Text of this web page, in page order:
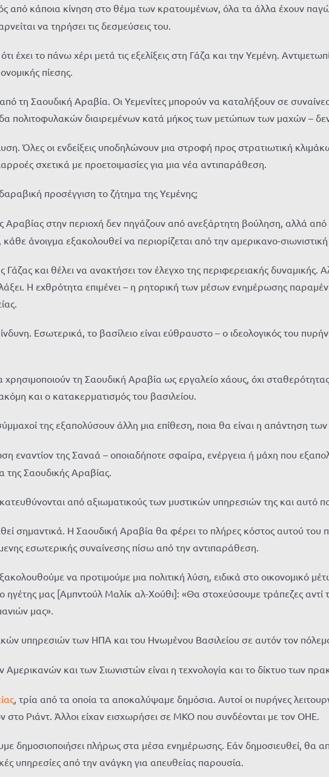
από κάποια κίνηση στο θέμα των κρατουμένων, όλα τα άλλα έχουν
να τηρήσει τις δεσμεύσεις του.
έχει το πάνω χέρι μετά τις εξελίξεις στη Γάζα και την Υεμένη.
πίεσης.
τη Σαουδική Αραβία. Οι Υεμενίτες μπορούν να καταλήξουν σε
πολιτοφυλακών διαιρεμένων κατά μήκος των μετώπων των μαχών –
Όλες οι ενδείξεις υποδηλώνουν μια στροφή προς στρατιωτική
σχετικά με προετοιμασίες για μια νέα αντιπαράθεση.
προσέγγιση το ζήτημα της Υεμένης;
Αραβίας στην περιοχή δεν πηγάζουν από ανεξάρτητη βούληση, αλλά
άνοιγμα εξακολουθεί να περιορίζεται από την αμερικανο-
Γάζας και θέλει να ανακτήσει τον έλεγχο της περιφερειακής
Η εχθρότητα επιμένει – η ρητορική των μέσων ενημέρωσης
Εσωτερικά, το βασίλειο είναι εύθραυστο – ο ιδεολογικός του
χρησιμοποιούν τη Σαουδική Αραβία ως εργαλείο χάους, όχι
και ο κατακερματισμός του βασιλείου.
της εξαπολύσουν άλλη μια επίθεση, ποια θα είναι η απάντηση
εναντίον της Σαναά – οποιαδήποτε σφαίρα, ενέργεια ή μάχη που
της Σαουδικής Αραβίας.
από αξιωματικούς των μυστικών υπηρεσιών της και αυτό
σημαντικά. Η Σαουδική Αραβία θα φέρει το πλήρες κόστος αυτού του
εσωτερικής συναίνεσης πίσω από την αντιπαράθεση.
να προτιμούμε μια πολιτική λύση, ειδικά στο
ηγέτης μας [Αμπντούλ Μαλίκ αλ-Χούθι]: «Θα στοχεύσουμε τράπεζες
μας».
υπηρεσιών των ΗΠΑ και του Ηνωμένου Βασιλείου σε αυτόν τον
και των Σιωνιστών είναι η τεχνολογία και το δίκτυο των
, τρία από τα οποία τα αποκαλύψαμε δημόσια. Αυτοί οι πυρήνες
Ριάντ. Άλλοι είχαν εισχωρήσει σε ΜΚΟ που συνδέονται με τον ΟΗΕ.
δημοσιοποιήσει πλήρως στα μέσα ενημέρωσης. Εάν δημοσιευθεί, θα
υπηρεσίες από την ανάγκη για απευθείας παρουσία.